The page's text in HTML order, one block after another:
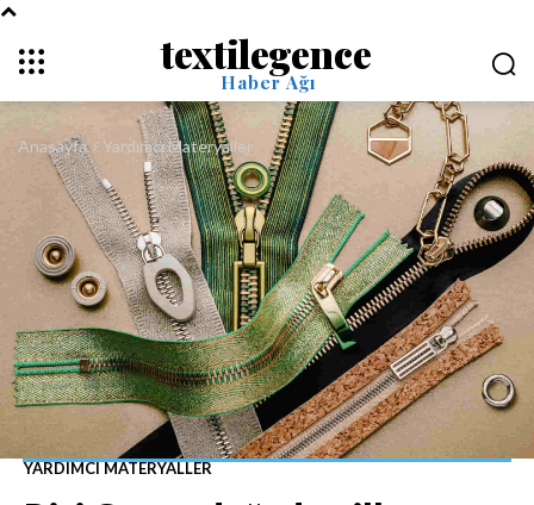
textilegence
Haber Ağı
Anasayfa Yardımcı Materyaller
YARDIMCI MATERYALLER